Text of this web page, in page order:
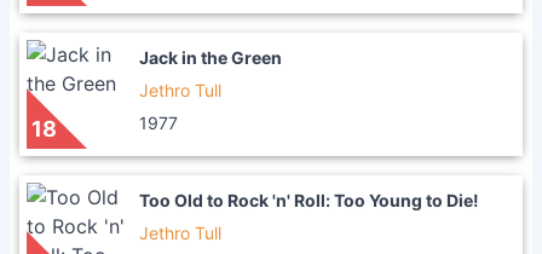
18
Jack in the Green
Jethro Tull
1977
Too Old to Rock 'n' Roll: Too Young to Die!
Jethro Tull